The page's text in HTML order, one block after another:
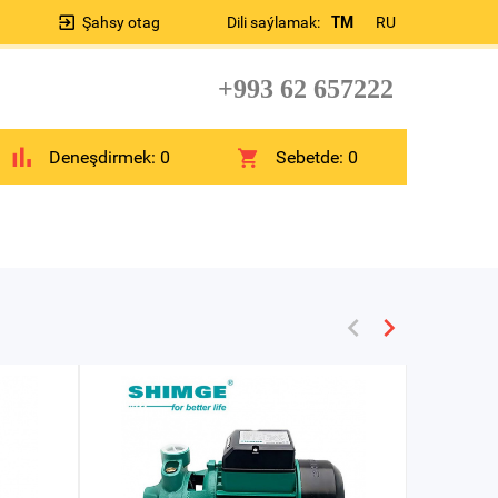
Dili saýlamak: TM RU
Şahsy otag
+993 62 657222
Deneşdirmek: 0 Sebetde:0